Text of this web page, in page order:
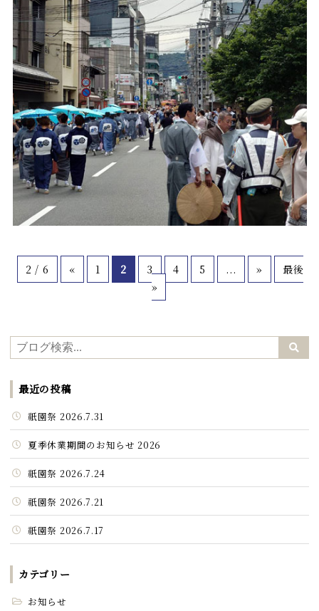
2 / 6 « 1 2 3 4 5 ... »
最後
»
最近の投稿
祇園祭 2026.7.31
夏季休業期間のお知らせ 2026
祇園祭 2026.7.24
祇園祭 2026.7.21
祇園祭 2026.7.17
カテゴリー
お知らせ